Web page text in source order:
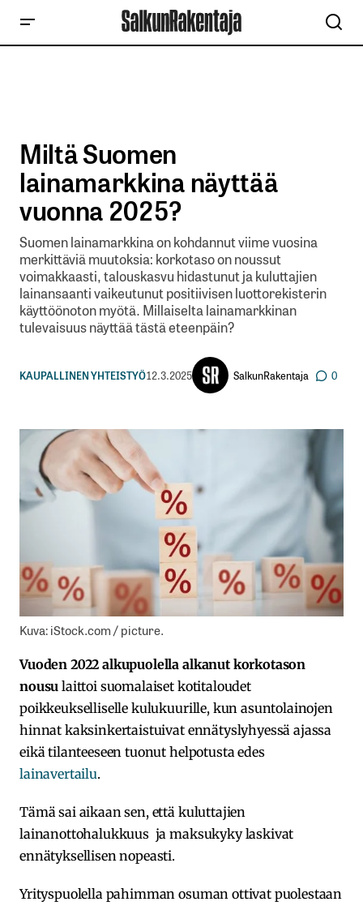
Miltä Suomen
lainamarkkina näyttää
vuonna 2025?
Suomen lainamarkkina on kohdannut viime vuosina
merkittäviä muutoksia: korkotaso on noussut
voimakkaasti, talouskasvu hidastunut ja kuluttajien
lainansaanti vaikeutunut positiivisen luottorekisterin
käyttöönoton myötä. Millaiselta lainamarkkinan
tulevaisuus näyttää tästä eteenpäin?
KAUPALLINEN YHTEISTYÖ12.3.2025 SalkunRakentaja 0
Kuva: iStock.com / picture.
Vuoden 2022 alkupuolella alkanut korkotason
nousu laittoi suomalaiset kotitaloudet
poikkeukselliselle kulukuurille, kun asuntolainojen
hinnat kaksinkertaistuivat ennätyslyhyessä ajassa
eikä tilanteeseen tuonut helpotusta edes
lainavertailu.
Tämä sai aikaan sen, että kuluttajien
lainanottohalukkuus ja maksukyky laskivat
ennätyksellisen nopeasti.
Yrityspuolella pahimman osuman ottivat puolestaan